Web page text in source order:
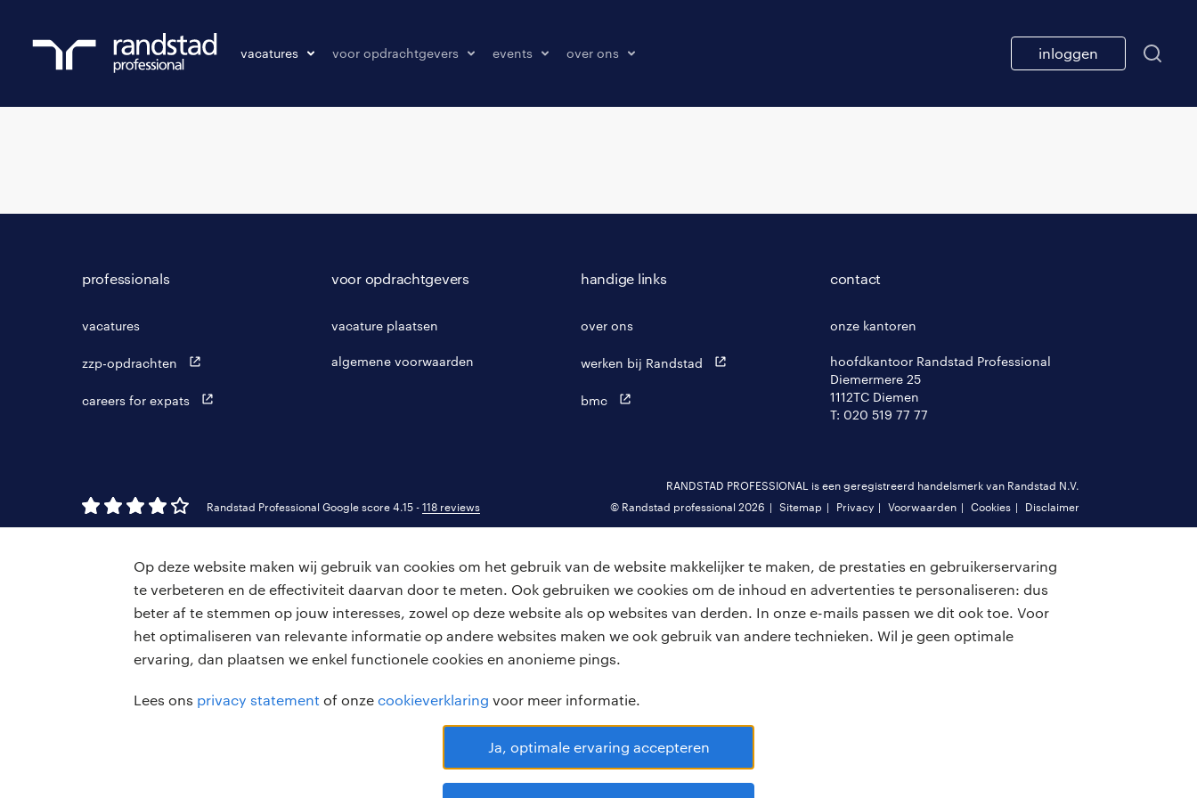
Op deze website maken wij gebruik van cookies om het gebruik van de website makkelijker te maken, de prestaties en gebruikerservaring
te verbeteren en de effectiviteit daarvan door te meten. Ook gebruiken we cookies om de inhoud en advertenties te personaliseren: dus
beter af te stemmen op jouw interesses, zowel op deze website als op websites van derden. In onze e-mails passen we dit ook toe. Voor
het optimaliseren van relevante informatie op andere websites maken we ook gebruik van andere technieken. Wil je geen optimale
ervaring, dan plaatsen we enkel functionele cookies en anonieme pings.
Lees ons privacy statement of onze cookieverklaring voor meer informatie.
Ja, optimale ervaring accepteren
vacatures voor opdrachtgevers events over ons inloggen
professionals
vacatures
zzp-opdrachten
careers for expats
voor opdrachtgevers
vacature plaatsen
algemene voorwaarden
handige links
over ons
werken bij Randstad
bmc
contact
onze kantoren
hoofdkantoor Randstad Professional
Diemermere 25
1112TC Diemen
T: 020 519 77 77
Randstad Professional Google score 4.15 - 118 reviews
RANDSTAD PROFESSIONAL is een geregistreerd handelsmerk van Randstad N.V.
© Randstad professional 2026
Sitemap Privacy Voorwaarden Cookies Disclaimer